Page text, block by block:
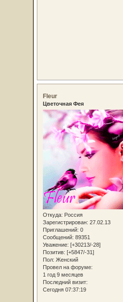
Fleur
Цветочная Фея
Откуда: Россия
Зарегистрирован: 27.02.13
Приглашений: 0
Сообщений: 89351
Уважение: [+30213/-28]
Позитив: [+5847/-31]
Пол: Женский
Провел на форуме:
1 год 9 месяцев
Последний визит:
Сегодня 07:37:19